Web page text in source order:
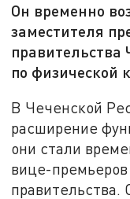
Он временно
заместителя
правительства
по физической
В Чеченской
расширение
они стали
вице-премьеров
правительства.